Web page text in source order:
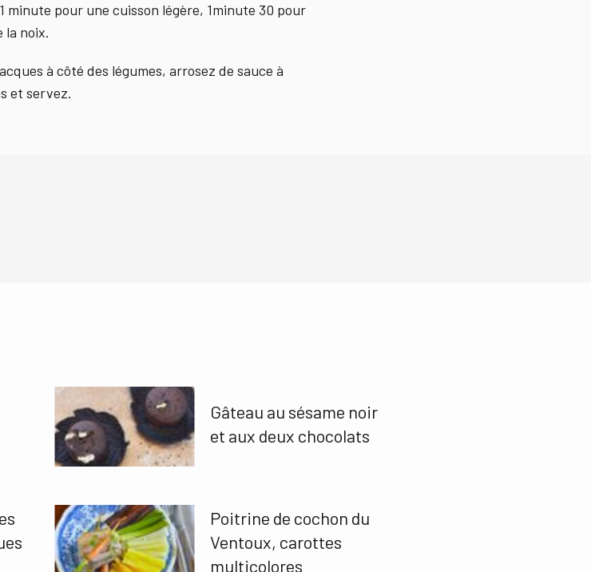
pour une cuisson légère, 1minute 30 pour
la noix.
à côté des légumes, arrosez de sauce à
et servez.
Gâteau au sésame noir
et aux deux chocolats
Poitrine de cochon du
Ventoux, carottes
multicolores